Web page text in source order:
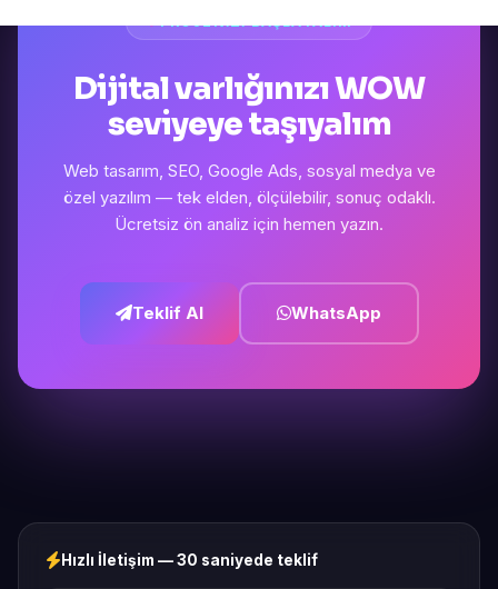
Dijital varlığınızı WOW
seviyeye taşıyalım
Web tasarım, SEO, Google Ads, sosyal medya ve
özel yazılım — tek elden, ölçülebilir, sonuç odaklı.
Ücretsiz ön analiz için hemen yazın.
Teklif Al WhatsApp
Hızlı İletişim — 30 saniyede teklif